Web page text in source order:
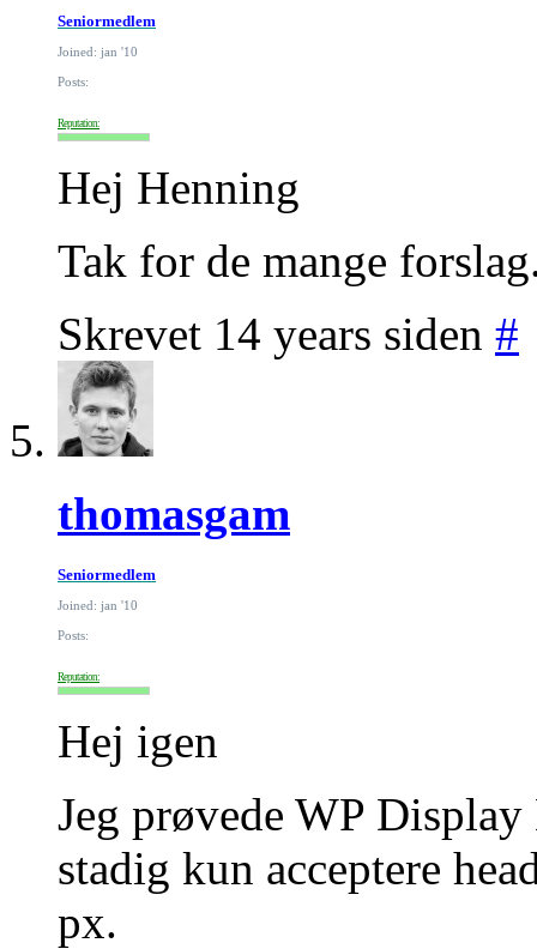
Seniormedlem
Joined: jan '10
Posts:
Reputation:
Hej Henning
Tak for de mange
Skrevet 14 years siden #
thomasgam
Seniormedlem
Joined: jan '10
Posts:
Reputation:
Hej igen
Jeg prøvede WP
stadig kun acceptere
px.